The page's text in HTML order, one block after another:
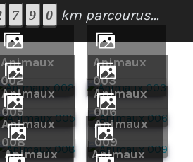
km parcourus...
Animaux
002
Animaux
003
Animaux
005
Animaux
006
Animaux
008
Animaux
009
Animaux
Animaux